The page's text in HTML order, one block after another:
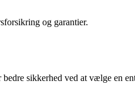
og garantier.
sikkerhed ved at vælge en